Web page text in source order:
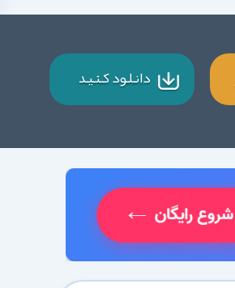
دانـلـود کـنـیـد